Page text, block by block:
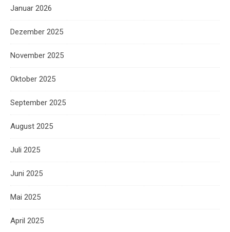
Januar 2026
Dezember 2025
November 2025
Oktober 2025
September 2025
August 2025
Juli 2025
Juni 2025
Mai 2025
April 2025